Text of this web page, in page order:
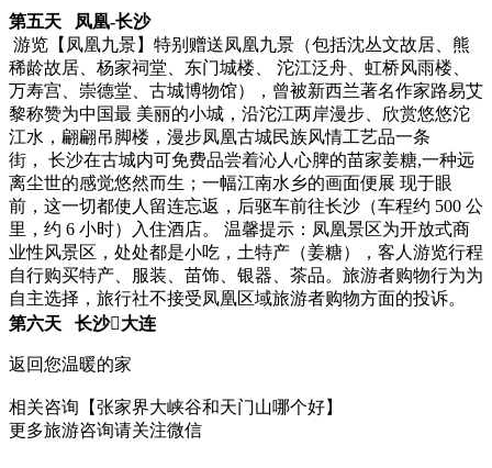
第五天 凤凰-长沙
游览【凤凰九景】特别赠送凤凰九景（包括沈丛文故居、熊
稀龄故居、杨家祠堂、东门城楼、 沱江泛舟、虹桥风雨楼、
万寿宫、崇德堂、古城博物馆），曾被新西兰著名作家路易艾
黎称赞为中国最 美丽的小城，沿沱江两岸漫步、欣赏悠悠沱
江水，翩翩吊脚楼，漫步凤凰古城民族风情工艺品一条
街， 长沙在古城内可免费品尝着沁人心脾的苗家姜糖,一种远
离尘世的感觉悠然而生；一幅江南水乡的画面便展 现于眼
前，这一切都使人留连忘返，后驱车前往长沙（车程约 500 公
里，约 6 小时）入住酒店。 温馨提示：凤凰景区为开放式商
业性风景区，处处都是小吃，土特产（姜糖），客人游览行程
自行购买特产、服装、苗饰、银器、茶品。旅游者购物行为为
自主选择，旅行社不接受凤凰区域旅游者购物方面的投诉。
第六天 长沙大连
返回您温暖的家
相关咨询【张家界大峡谷和天门山哪个好】
更多旅游咨询请关注微信